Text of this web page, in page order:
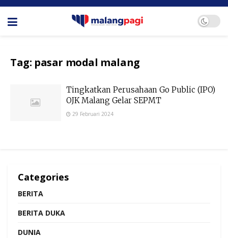
Tag: pasar modal malang
Tingkatkan Perusahaan Go Public (IPO)
OJK Malang Gelar SEPMT
29 Februari 2024
Categories
BERITA
BERITA DUKA
DUNIA